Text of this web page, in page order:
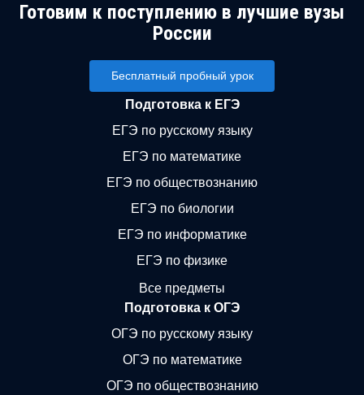
Готовим к поступлению в лучшие вузы
России
Бесплатный пробный урок
Подготовка к ЕГЭ
ЕГЭ по русскому языку
ЕГЭ по математике
ЕГЭ по обществознанию
ЕГЭ по биологии
ЕГЭ по информатике
ЕГЭ по физике
Все предметы
Подготовка к ОГЭ
ОГЭ по русскому языку
ОГЭ по математике
ОГЭ по обществознанию